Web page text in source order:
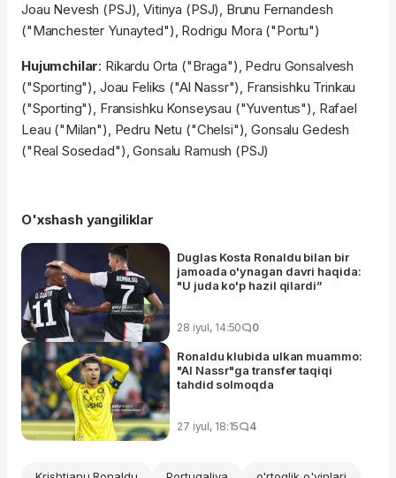
Joau Nevesh (PSJ), Vitinya (PSJ), Brunu Fernandesh
("Manchester Yunayted"), Rodrigu Mora ("Portu")
Hujumchilar: Rikardu Orta ("Braga"), Pedru Gonsalvesh
("Sporting"), Joau Feliks ("Al Nassr"), Fransishku Trinkau
("Sporting"), Fransishku Konseysau ("Yuventus"), Rafael
Leau ("Milan"), Pedru Netu ("Chelsi"), Gonsalu Gedesh
("Real Sosedad"), Gonsalu Ramush (PSJ)
O'xshash yangiliklar
Duglas Kosta Ronaldu bilan bir
jamoada o'ynagan davri haqida:
"U juda ko'p hazil qilardi”
28 iyul, 14:50 0
Ronaldu klubida ulkan muammo:
"Al Nassr"ga transfer taqiqi
tahdid solmoqda
27 iyul, 18:15 4